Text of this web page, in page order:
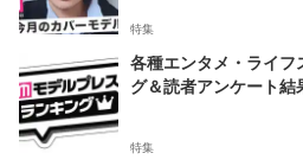
特集
各種エンタメ・ライ
グ＆読者アンケート結
特集